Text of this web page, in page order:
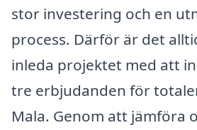
stor investering och en
process. Därför är det
inleda projektet med att
tre erbjudanden för
Mala. Genom att jämföra